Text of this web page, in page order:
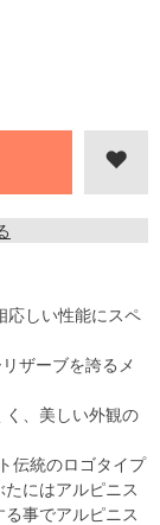
応しい性能にスペ
ザーブを誇るメ
く、美しい外観の
伝統のロゴタイプ
にはアルピニス
事でアルピニス